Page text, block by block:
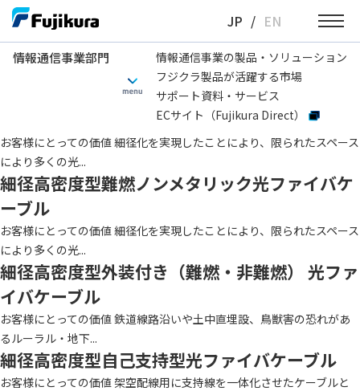
Skip
content
JP / EN
情報通信事業部門
情報通信事業の製品・ソリューション
フジクラ製品が活躍する市場
サポート資料・サービス
ECサイト（Fujikura Direct）
ファイバ心数 24
細径高密度型 光ファイバケーブル
お客様にとっての価値 細径化を実現したことにより、限られたスペース
により多くの光...
細径高密度型難燃ノンメタリック光ファイバケ
ーブル
お客様にとっての価値 細径化を実現したことにより、限られたスペース
により多くの光...
細径高密度型外装付き（難燃・非難燃） 光ファ
イバケーブル
お客様にとっての価値 鉄道線路沿いや土中直埋設、鳥獣害の恐れがあ
るルーラル・地下...
細径高密度型自己支持型光ファイバケーブル
お客様にとっての価値 架空配線用に支持線を一体化させたケーブルと